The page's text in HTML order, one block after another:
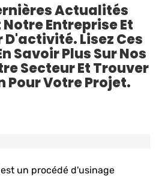
Actualités
Entreprise Et
Lisez Ces
Savoir Plus Sur Nos
Secteur Et Trouver
Pour Votre Projet.
un procédé d'usinage